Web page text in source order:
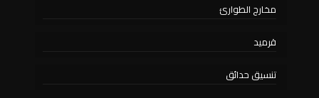
مخارج الطوارئ
قرميد
تنسيق حدائق